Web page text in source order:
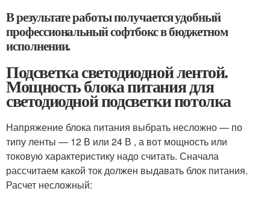
В результате работы получается удобный
профессиональный софтбокс в бюджетном
исполнении.
Подсветка светодиодной лентой.
Мощность блока питания для
светодиодной подсветки потолка
Напряжение блока питания выбрать несложно — по
типу ленты — 12 В или 24 В , а вот мощность или
токовую характеристику надо считать. Сначала
рассчитаем какой ток должен выдавать блок питания.
Расчет несложный: